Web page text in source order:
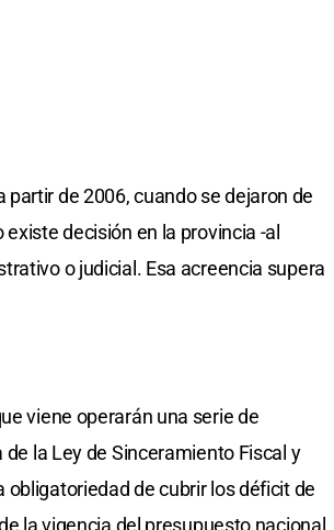
de 2006, cuando se dejaron de
decisión en la provincia -al
o judicial. Esa acreencia supera
viene operarán una serie de
la Ley de Sinceramiento Fiscal y
obligatoriedad de cubrir los déficit de